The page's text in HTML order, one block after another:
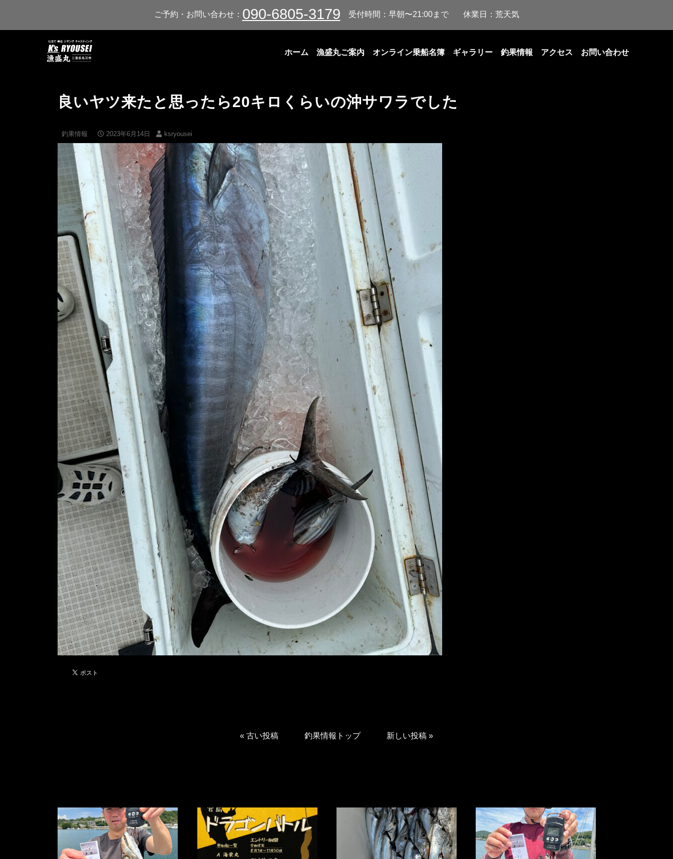
ご予約・お問い合わせ： 090-6805-3179 受付時間：早朝〜21:00まで 休業日：荒天気
ホーム 漁盛丸ご案内 オンライン乗船名簿 ギャラリー 釣果情報 アクセス お問い合わせ
良いヤツ来たと思ったら20キロくらいの沖サワラでした
釣果情報 2023年6月14日 ksryousei
« 古い投稿 釣果情報トップ 新しい投稿»